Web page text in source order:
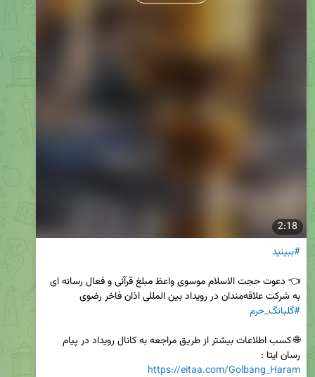
2:18
#ببینید
به شرکت علاقه‌مندان در رویداد بین المللی اذان فاخر رضوی
#گلبانگ_حرم
رسان ایتا :
https://eitaa.com/Golbang_Haram